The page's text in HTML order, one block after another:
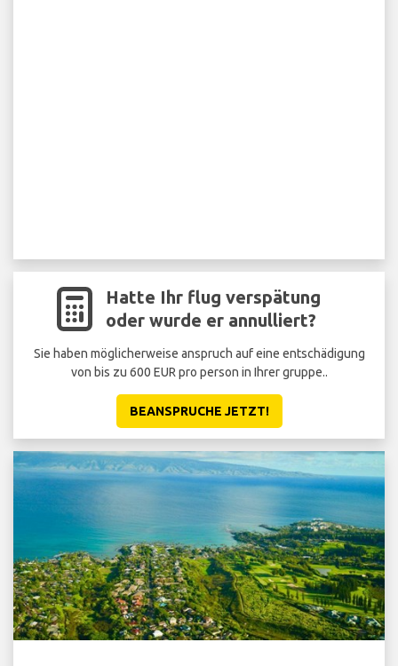
Hatte Ihr flug verspätung
oder wurde er annulliert?
Sie haben möglicherweise anspruch auf eine entschädigung
von bis zu 600 EUR pro person in Ihrer gruppe..
BEANSPRUCHE JETZT!